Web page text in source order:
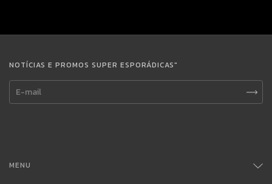
NOTÍCIAS E PROMOS SUPER ESPORÁDICAS"
MENU